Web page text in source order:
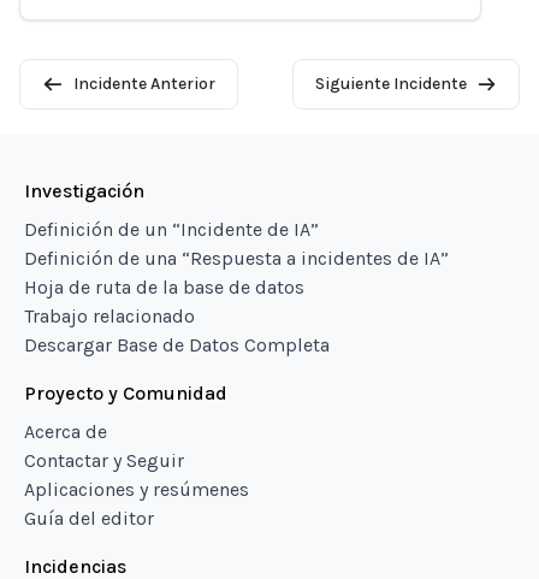
Incidente Anterior Siguiente Incidente
Investigación
Definición de un “Incidente de IA”
Definición de una “Respuesta a incidentes de IA”
Hoja de ruta de la base de datos
Trabajo relacionado
Descargar Base de Datos Completa
Proyecto y Comunidad
Acerca de
Contactar y Seguir
Aplicaciones y resúmenes
Guía del editor
Incidencias